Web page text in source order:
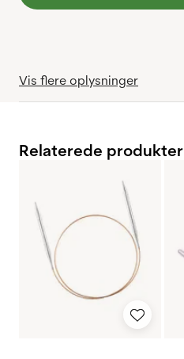
Vis flere oplysninger
Relaterede produkter